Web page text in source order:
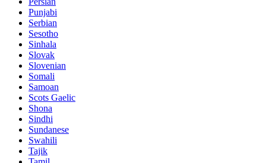
Punjabi
Serbian
Sesotho
Sinhala
Slovak
Slovenian
Somali
Samoan
Scots Gaelic
Shona
Sindhi
Sundanese
Swahili
Tajik